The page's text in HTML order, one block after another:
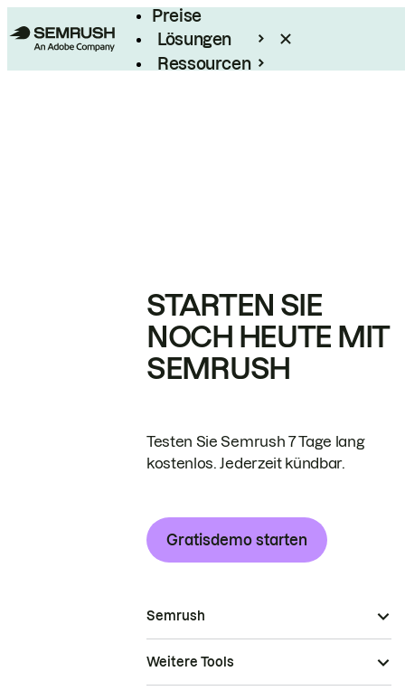
Preise
Lösungen
Ressourcen
STARTEN SIE
NOCH HEUTE MIT
SEMRUSH
Testen Sie Semrush 7 Tage lang
kostenlos. Jederzeit kündbar.
Gratisdemo starten
Semrush
Weitere Tools